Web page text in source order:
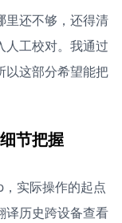
里还不够，还得清
人工校对。我通过
以这部分希望能把
节把握
实际操作的起点
译历史跨设备查看